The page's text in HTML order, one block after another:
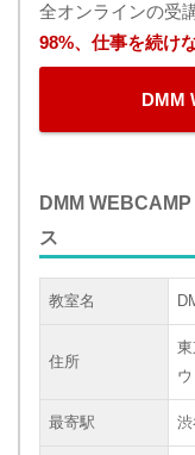
全オンラインの受
98%、仕事を続け
DMM
DMM
ス
教室名
住所
最寄駅 渋